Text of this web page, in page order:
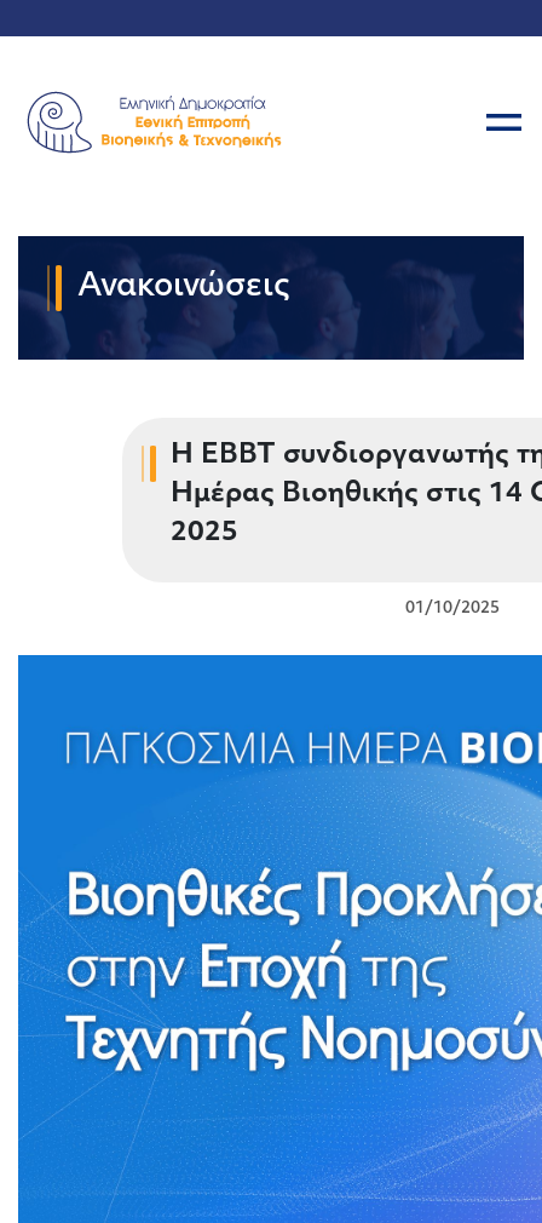
Ανακοινώσεις
H EBBT συνδιοργανωτής
Ημέρας Βιοηθικής στις 14
2025
01/10/2025